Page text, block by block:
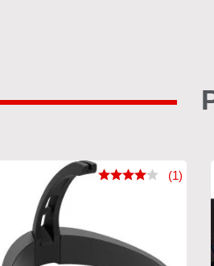
(1)